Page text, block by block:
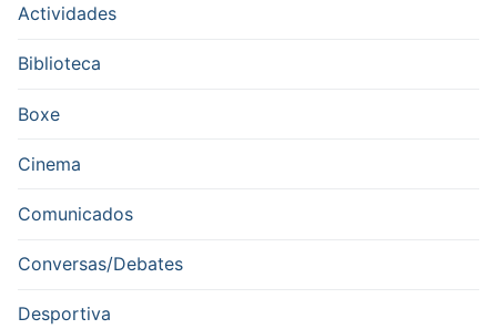
Actividades
Biblioteca
Boxe
Cinema
Comunicados
Conversas/Debates
Desportiva